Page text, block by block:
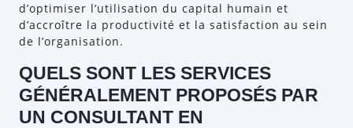
d’optimiser l’utilisation du capital humain et
d’accroître la productivité et la satisfaction au sein
de l’organisation.
QUELS SONT LES SERVICES
GÉNÉRALEMENT PROPOSÉS PAR
UN CONSULTANT EN